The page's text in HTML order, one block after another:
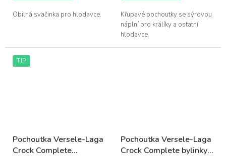
Obilná svačinka pro hlodavce.
Křupavé pochoutky se sýrovou
náplní pro králíky a ostatní
hlodavce.
TIP
Pochoutka Versele-Laga
Crock Complete
Pochoutka Versele-Laga
Crock Complete bylinky